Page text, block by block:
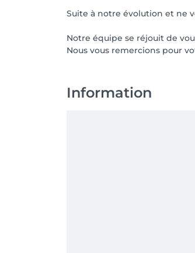
Suite à notre évolution et ne
Notre équipe se réjouit de
Nous vous remercions pour
Information